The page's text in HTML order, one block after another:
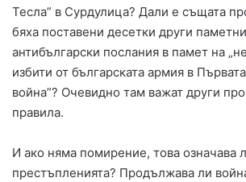
Тесла” в Сурдулица? Дали е същата
бяха поставени десетки други
антибългарски послания в памет на
избити от българската армия в
война”? Очевидно там важат други
правила.
И ако няма помирение, това означава
престъпленията? Продължава ли